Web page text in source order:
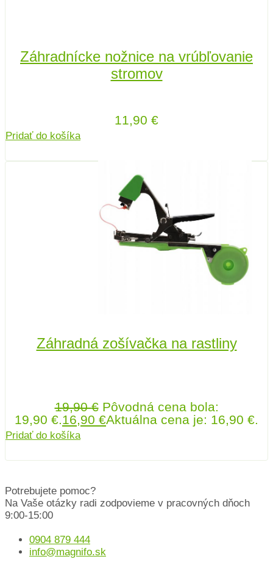
Záhradnícke nožnice na vrúbľovanie
stromov
11,90 €
Pridať do košíka
Záhradná zošívačka na rastliny
19,90€ Pôvodná cena bola:
19,90 €.16,90 €Aktuálna cena je: 16,90 €.
Pridať do košíka
Potrebujete pomoc?
Na Vaše otázky radi zodpovieme v pracovných dňoch
9:00-15:00
0904 879 444
info@magnifo.sk